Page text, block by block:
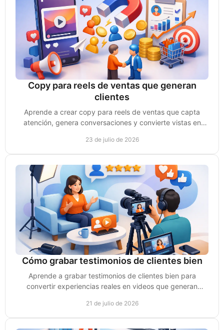
Copy para reels de ventas que generan
clientes
Aprende a crear copy para reels de ventas que capta
atención, genera conversaciones y convierte vistas en
23 de julio de 2026
Cómo grabar testimonios de clientes bien
Aprende a grabar testimonios de clientes bien para
convertir experiencias reales en videos que generan
21 de julio de 2026